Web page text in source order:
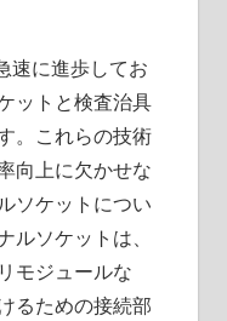
速に進歩してお
ットと検査治具
これらの技術
向上に欠かせな
ソケットについ
ソケットは、
モジュールな
るための接続部